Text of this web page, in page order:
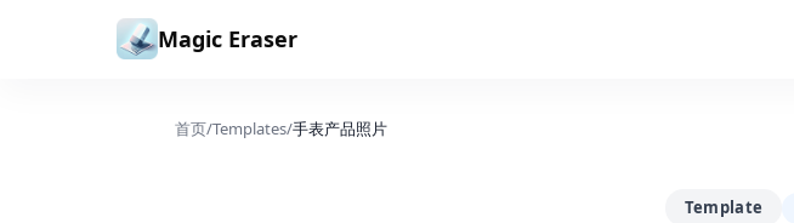
Magic Eraser
首页/Templates/手表产品照片
Template